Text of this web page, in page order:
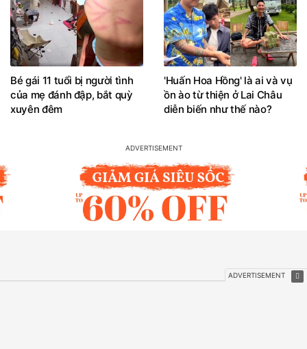
Bé gái 11 tuổi bị người tình
của mẹ đánh đập, bắt quỳ
xuyên đêm
'Huấn Hoa Hồng' là ai và vụ
ồn ào từ thiện ở Lai Châu
diễn biến như thế nào?